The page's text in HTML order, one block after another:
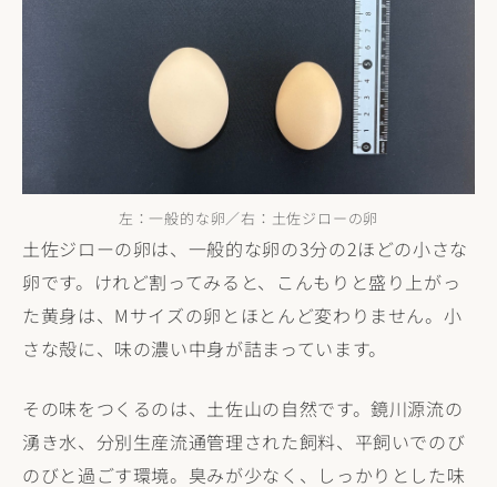
左：一般的な卵／右：土佐ジローの卵
土佐ジローの卵は、一般的な卵の3分の2ほどの小さな
卵です。けれど割ってみると、こんもりと盛り上がっ
た黄身は、Mサイズの卵とほとんど変わりません。小
さな殻に、味の濃い中身が詰まっています。
その味をつくるのは、土佐山の自然です。鏡川源流の
湧き水、分別生産流通管理された飼料、平飼いでのび
のびと過ごす環境。臭みが少なく、しっかりとした味